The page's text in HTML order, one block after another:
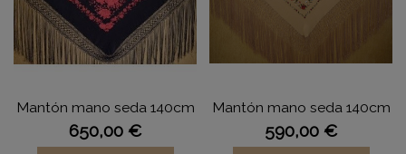
Mantón mano seda 140cm
650,00 €
Mantón mano seda 140cm
590,00 €